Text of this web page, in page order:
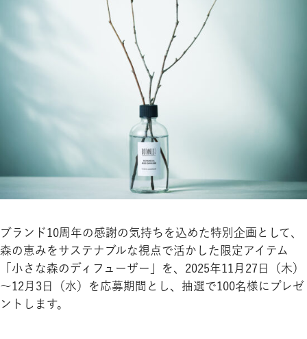
ブランド10周年の感謝の気持ちを込めた特別企画として、
森の恵みをサステナブルな視点で活かした限定アイテム
「小さな森のディフューザー」を、2025年11月27日（木）
～12月3日（水）を応募期間とし、抽選で100名様にプレゼ
ントします。